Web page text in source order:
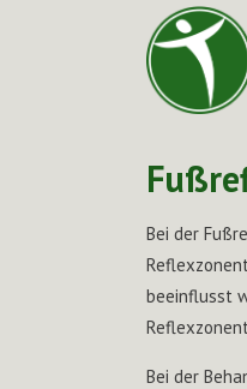
Bei der
beeinflusst
Bei der